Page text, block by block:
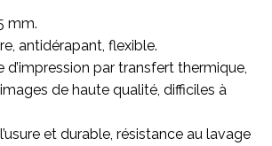
mm.
antidérapant, flexible.
d’impression par transfert thermique,
de haute qualité, difficiles à
et durable, résistance au lavage